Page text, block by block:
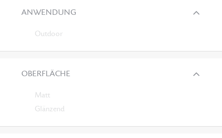
ANWENDUNG
Outdoor
OBERFLÄCHE
Matt
Glänzend